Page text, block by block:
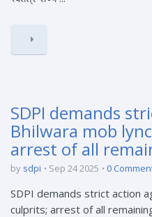
SDPI demands
Bhilwara mob
arrest of all
by sdpi Sep 24 2025 0
SDPI demands strict action
culprits; arrest of all